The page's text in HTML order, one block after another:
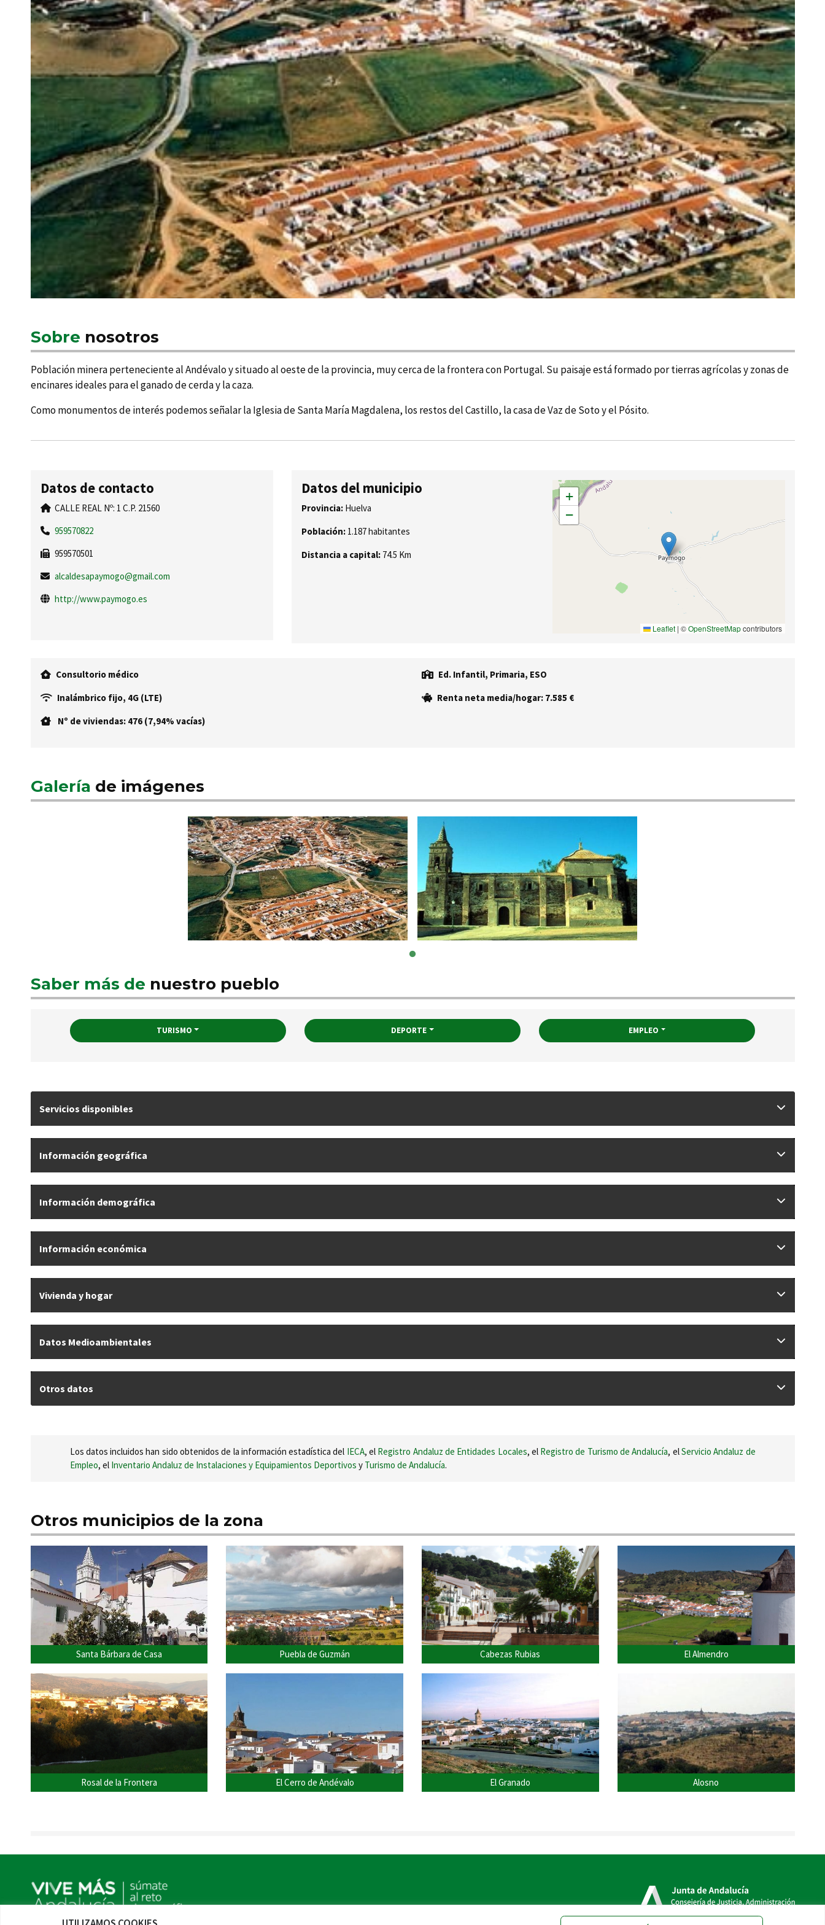
Sobre nosotros
Población minera perteneciente al Andévalo y situado al oeste de la provincia, muy cerca de la frontera con Portugal. Su paisaje está formado por tierras agrí­colas y zonas de
encinares ideales para el ganado de cerda y la caza.
Como monumentos de interés podemos señalar la Iglesia de Santa Marí­a Magdalena, los restos del Castillo, la casa de Vaz de Soto y el Pósito.
Datos de contacto
CALLE REAL Nº: 1 C.P. 21560
959570822
959570501
alcaldesapaymogo@gmail.com
http://www.paymogo.es
Datos del municipio
Provincia: Huelva
Población:1.187 habitantes
Distancia a capital: 74.5 Km
+
−
Leaflet | ©OpenStreetMapcontributors
Consultorio médico
Ed. Infantil, Primaria, ESO
Inalámbrico fijo, 4G (LTE)
Renta neta media/hogar: 7.585 €
Nº de viviendas: 476 (7,94% vacías)
Galería de imágenes
Saber más de nuestro pueblo
TURISMO DEPORTE EMPLEO
Servicios disponibles
Información geográfica
Información demográfica
Información económica
Vivienda y hogar
Datos Medioambientales
Otros datos
Los datos incluidos han sido obtenidos de la información estadística del IECA, el Registro Andaluz de Entidades Locales, el Registro de Turismo de Andalucía, elServicio Andaluz de
Empleo, el Inventario Andaluz de Instalaciones y Equipamientos Deportivos y Turismo de Andalucía.
Otros municipios de la zona
Santa Bárbara de Casa Puebla de Guzmán Cabezas Rubias El Almendro
Rosal de la Frontera El Cerro de Andévalo El Granado Alosno